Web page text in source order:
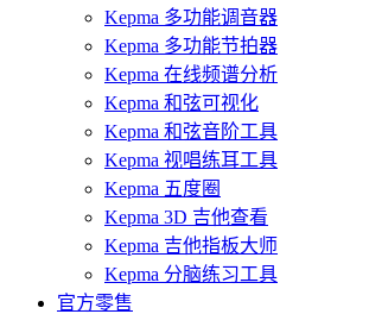
Kepma 多功能调音器
Kepma 多功能节拍器
Kepma 在线频谱分析
Kepma 和弦可视化
Kepma 和弦音阶工具
Kepma 视唱练耳工具
Kepma 五度圈
Kepma 3D 吉他查看
Kepma 吉他指板大师
Kepma 分脑练习工具
官方零售